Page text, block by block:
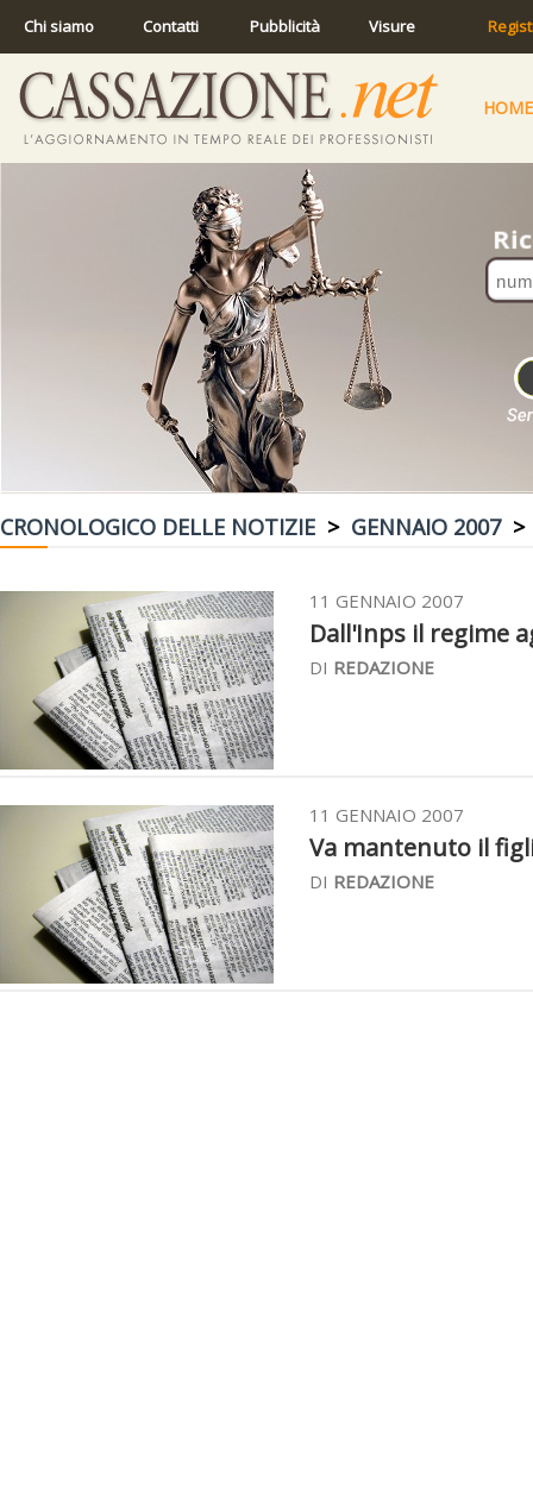
Chi siamo Contatti Pubblicità Visure
HOME
CRONOLOGICO DELLE NOTIZIE > GENNAIO 2007>
11 GENNAIO 2007
Dall'Inps il regime
DI REDAZIONE
11 GENNAIO 2007
Va mantenuto il
DI REDAZIONE